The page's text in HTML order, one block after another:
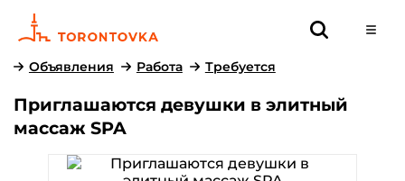
Объявления Работа Требуется
Приглашаются девушки в элитный
массаж SPA